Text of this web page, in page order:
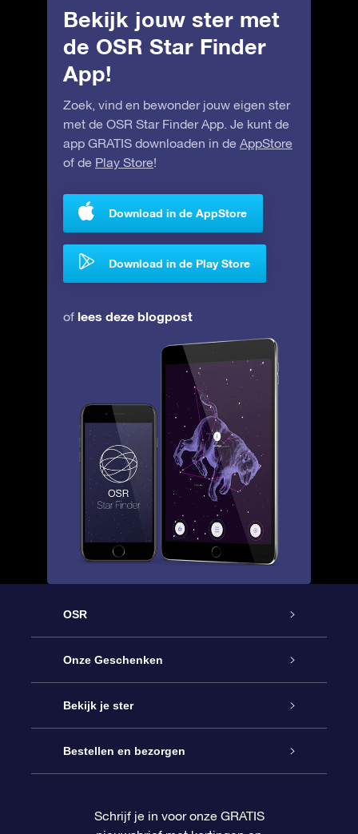
Bekijk jouw ster met
de OSR Star Finder
App!
Zoek, vind en bewonder jouw eigen ster
met de OSR Star Finder App. Je kunt de
app GRATIS downloaden in de AppStore
of de Play Store!
Download in de AppStore
Download in de Play Store
of lees deze blogpost
OSR
Service
Contact
Blog
Onze Geschenken
Online Star Gift
OSR Cadeaupakket
Bekijk je ster
Sterrenregister
Bestellen en bezorgen
Schrijf je in voor onze GRATIS